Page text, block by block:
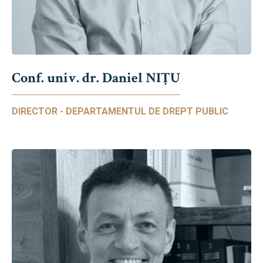
Conf. univ. dr. Daniel NIŢU
DIRECTOR - DEPARTAMENTUL DE DREPT PUBLIC